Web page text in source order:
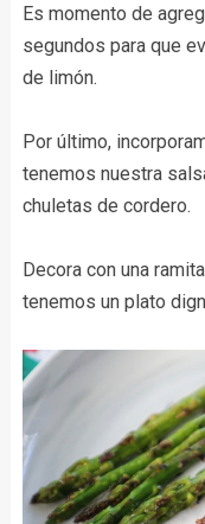
Es momento de
segundos para que
de limón.
Por último,
tenemos nuestra
chuletas de cordero.
Decora con una
tenemos un plato